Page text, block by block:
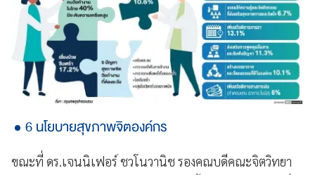
6 นโยบายสุขภาพจิตองค์กร
ขณะที่ ดร.เจนนิเฟอร์ ชวโนวานิช รองคณบดีคณะจิตวิทยา